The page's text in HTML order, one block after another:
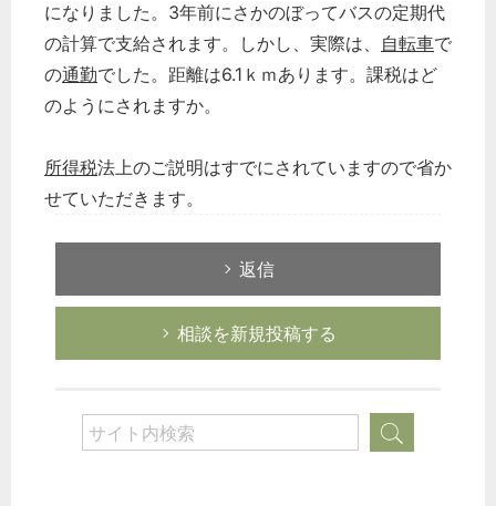
になりました。3年前にさかのぼってバスの定期代
の計算で支給されます。しかし、実際は、 自転車で
の通勤でした。距離は6.1ｋｍあります。課税はど
のようにされますか。
所得税法上のご説明はすでにされていますので省か
せていただきます。
返信
相談を新規投稿する